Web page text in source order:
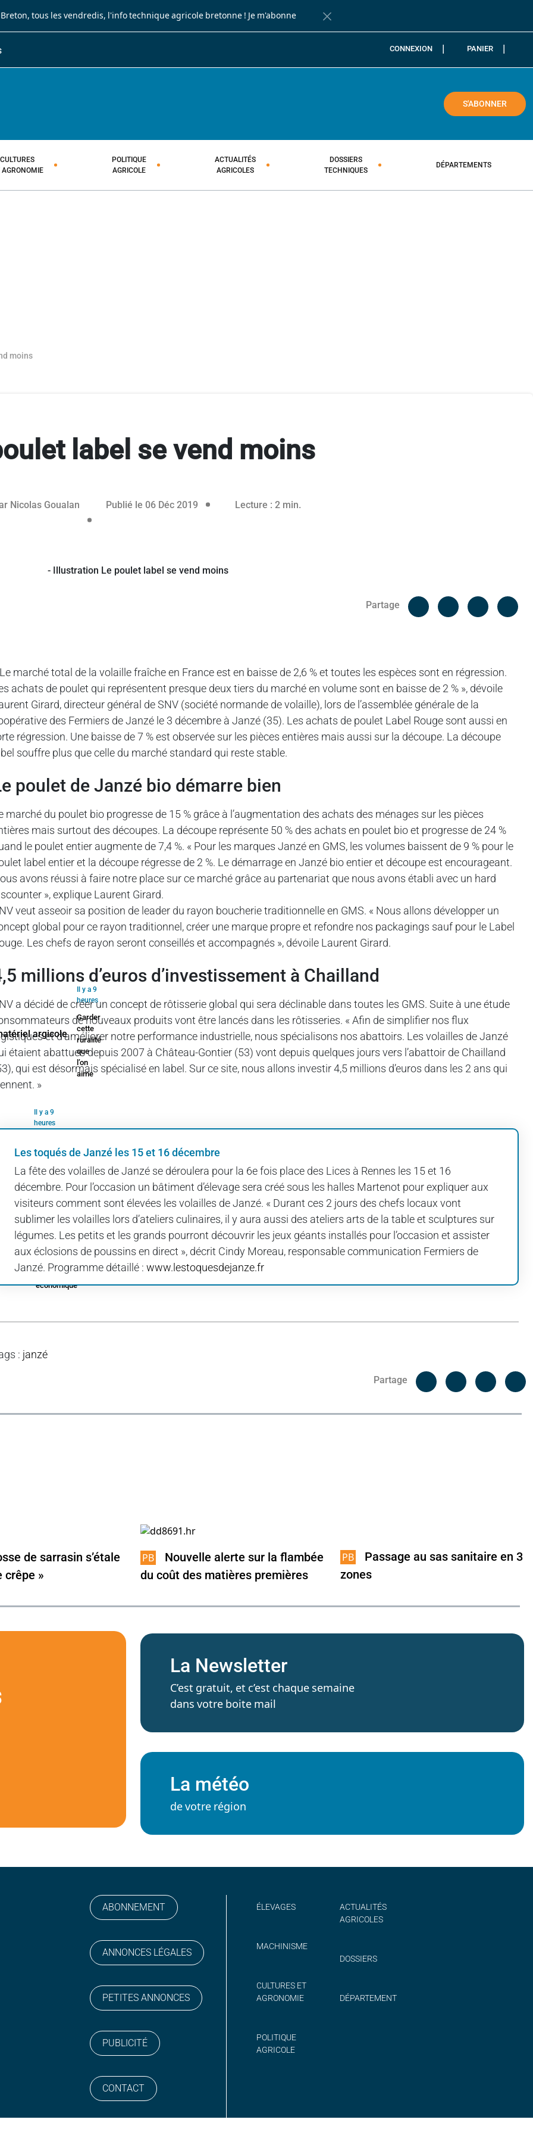
, tous les vendredis, l'info technique agricole bretonne ! Je m'abonne
Fermer la barre de notification
CONNEXION PANIER
S'ABONNER
CULTURES
AGRONOMIE
POLITIQUE
AGRICOLE
ACTUALITÉS
AGRICOLES
DOSSIERS
TECHNIQUES
DÉPARTEMENTS
moins
label se vend moins
Nicolas Goualan Publié le 06 Déc 2019 Lecture : 2 min.
Partage
Facebook
marché total de la volaille fraîche en France est en baisse de 2,6 % et toutes les espèces sont en régression.
achats de poulet qui représentent presque deux tiers du marché en volume sont en baisse de 2 % », dévoile
Girard, directeur général de SNV (société normande de volaille), lors de l’assemblée générale de la
des Fermiers de Janzé le 3 décembre à Janzé (35). Les achats de poulet Label Rouge sont aussi en
régression. Une baisse de 7 % est observée sur les pièces entières mais aussi sur la découpe. La découpe
souffre plus que celle du marché standard qui reste stable.
poulet de Janzé bio démarre bien
marché du poulet bio progresse de 15 % grâce à l’augmentation des achats des ménages sur les pièces
mais surtout des découpes. La découpe représente 50 % des achats en poulet bio et progresse de 24 %
le poulet entier augmente de 7,4 %. « Pour les marques Janzé en GMS, les volumes baissent de 9 % pour le
label entier et la découpe régresse de 2 %. Le démarrage en Janzé bio entier et découpe est encourageant.
avons réussi à faire notre place sur ce marché grâce au partenariat que nous avons établi avec un hard
», explique Laurent Girard.
veut asseoir sa position de leader du rayon boucherie traditionnelle en GMS. « Nous allons développer un
global pour ce rayon traditionnel, créer une marque propre et refondre nos packagings sauf pour le Label
Les chefs de rayon seront conseillés et accompagnés », dévoile Laurent Girard.
millions d’euros d’investissement à Chailland
a décidé de créer un concept de rôtisserie global qui sera déclinable dans toutes les GMS. Suite à une étude
de nouveaux produits vont être lancés dans les rôtisseries. « Afin de simplifier nos flux
et d’améliorer notre performance industrielle, nous spécialisons nos abattoirs. Les volailles de Janzé
étaient abattues depuis 2007 à Château-Gontier (53) vont depuis quelques jours vers l’abattoir de Chailland
qui est désormais spécialisé en label. Sur ce site, nous allons investir 4,5 millions d’euros dans les 2 ans qui
»
Les toqués de Janzé les 15 et 16 décembre
La fête des volailles de Janzé se déroulera pour la 6e fois place des Lices à Rennes les 15 et 16
décembre. Pour l’occasion un bâtiment d’élevage sera créé sous les halles Martenot pour expliquer aux
visiteurs comment sont élevées les volailles de Janzé. « Durant ces 2 jours des chefs locaux vont
sublimer les volailles lors d’ateliers culinaires, il y aura aussi des ateliers arts de la table et sculptures sur
légumes. Les petits et les grands pourront découvrir les jeux géants installés pour l’occasion et assister
aux éclosions de poussins en direct », décrit Cindy Moreau, responsable communication Fermiers de
Janzé. Programme détaillé :www.lestoquesdejanze.fr
: janzé
Partage
Facebook
Il y a 9
heures
Garder
cette
ruralité
que
l’on
aime
Il y a 9
heures
emploi-
éviter le
piège de
Il y a 9
heures
Technique
rime avec
économique
de sarrasin s’étale
crêpe »
Nouvelle alerte sur la flambée
du coût des matières premières
Passage au sas sanitaire en 3
zones
La Newsletter
C’est gratuit, et c’est chaque semaine
dans votre boite mail
La météo
de votre région
ABONNEMENT
ANNONCES LÉGALES
PETITES ANNONCES
PUBLICITÉ
CONTACT
ÉLEVAGES
MACHINISME
CULTURES ET
AGRONOMIE
POLITIQUE
AGRICOLE
ACTUALITÉS
AGRICOLES
DOSSIERS
DÉPARTEMENT